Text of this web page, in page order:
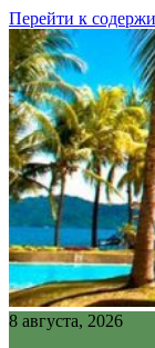
Перейти к
8 августа, 2026